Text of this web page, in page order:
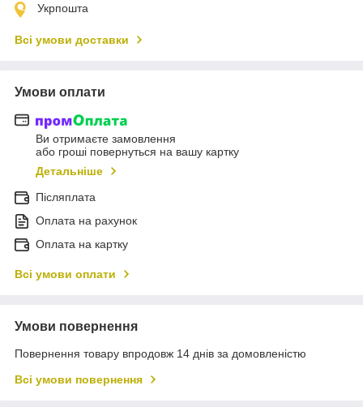
Укрпошта
Всі умови доставки
Умови оплати
Ви отримаєте замовлення
або гроші повернуться на вашу картку
Детальніше
Післяплата
Оплата на рахунок
Оплата на картку
Всі умови оплати
Умови повернення
Повернення товару впродовж 14 днів за домовленістю
Всі умови повернення